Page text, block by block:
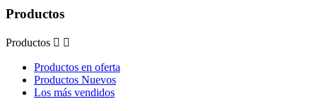
Productos
Productos  
Productos en oferta
Productos Nuevos
Los más vendidos